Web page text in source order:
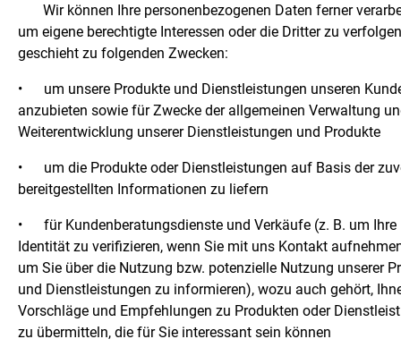
Wir können Ihre personenbezogenen Daten ferner
um eigene berechtigte Interessen oder die Dritter zu
geschieht zu folgenden Zwecken:
•
um unsere Produkte und Dienstleistungen unseren
anzubieten sowie für Zwecke der allgemeinen Verwaltung
Weiterentwicklung unserer Dienstleistungen und Produkte
•
um die Produkte oder Dienstleistungen auf Basis der
bereitgestellten Informationen zu liefern
•
für Kundenberatungsdienste und Verkäufe (z. B. um Ihre
Identität zu verifizieren, wenn Sie mit uns Kontakt
um Sie über die Nutzung bzw. potenzielle Nutzung unserer
und Dienstleistungen zu informieren), wozu auch gehört,
Vorschläge und Empfehlungen zu Produkten oder
zu übermitteln, die für Sie interessant sein können